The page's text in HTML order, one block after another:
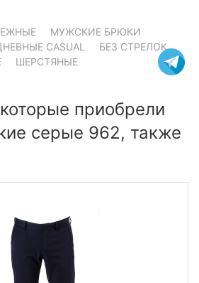
МУЖСКИЕ БРЮКИ
CASUAL
БЕЗ СТРЕЛОК
ШЕРСТЯНЫЕ
приобрели
серые 962, также